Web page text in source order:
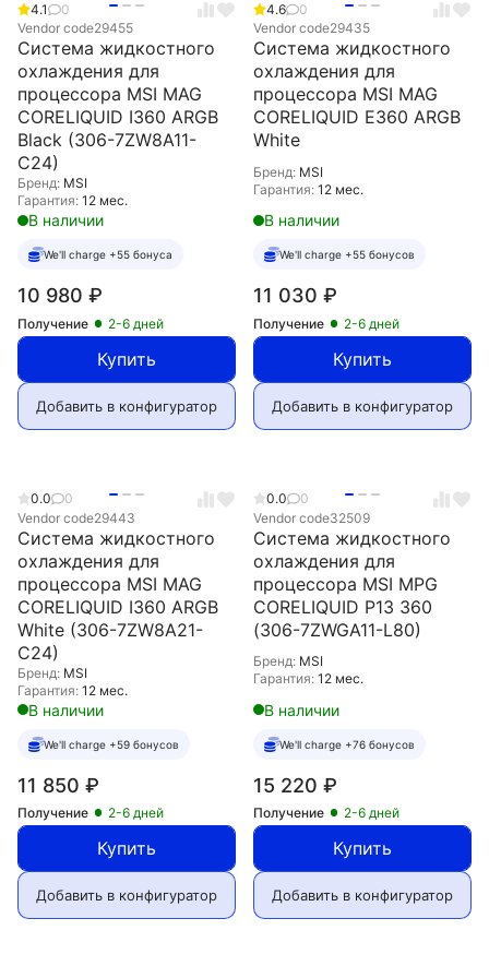
4.1
0
Vendor code29455
Система жидкостного
охлаждения для
процессора MSI MAG
CORELIQUID I360 ARGB
Black (306-7ZW8A11-
C24)
Бренд: MSI
Гарантия: 12 мес.
В наличии
We'll charge +55 бонуса
10 980 ₽
Получение 2-6 дней
Купить
Добавить в конфигуратор
4.6
0
Vendor code29435
Система жидкостного
охлаждения для
процессора MSI MAG
CORELIQUID E360 ARGB
White
Бренд: MSI
Гарантия: 12 мес.
В наличии
We'll charge +55 бонусов
11 030 ₽
Получение 2-6 дней
Купить
Добавить в конфигуратор
0.0
0
Vendor code29443
Система жидкостного
охлаждения для
процессора MSI MAG
CORELIQUID I360 ARGB
White (306-7ZW8A21-
C24)
Бренд: MSI
Гарантия: 12 мес.
В наличии
We'll charge +59 бонусов
11 850 ₽
Получение 2-6 дней
Купить
Добавить в конфигуратор
0.0
0
Vendor code32509
Система жидкостного
охлаждения для
процессора MSI MPG
CORELIQUID P13 360
(306-7ZWGA11-L80)
Бренд: MSI
Гарантия: 12 мес.
В наличии
We'll charge +76 бонусов
15 220 ₽
Получение 2-6 дней
Купить
Добавить в конфигуратор